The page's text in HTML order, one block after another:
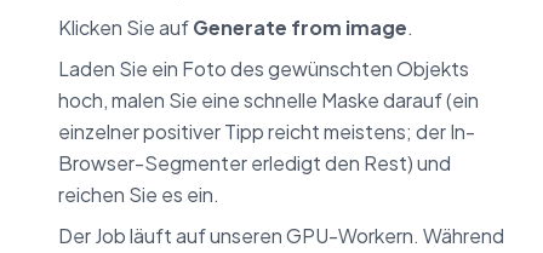
Klicken Sie aufGenerate from image.
Laden Sie ein Foto des gewünschten Objekts
hoch, malen Sie eine schnelle Maske darauf (ein
einzelner positiver Tipp reicht meistens; der In-
Browser-Segmenter erledigt den Rest) und
reichen Sie es ein.
Der Job läuft auf unseren GPU-Workern. Während